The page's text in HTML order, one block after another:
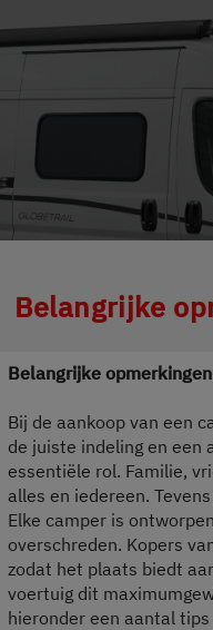
Durch
Belangrijke
Belangrijke
Bij de aankoop van een
de juiste indeling en een
essentiële rol. Familie,
alles en iedereen.
Elke camper is
overschreden. Kopers
zodat het plaats biedt
voertuig dit
hieronder een aantal